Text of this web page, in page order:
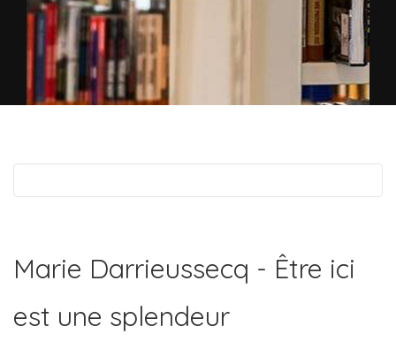
Marie Darrieussecq - Être ici
est une splendeur